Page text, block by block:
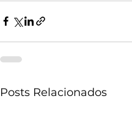
Posts Relacionados